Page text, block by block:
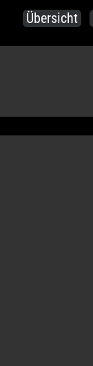
Übersicht